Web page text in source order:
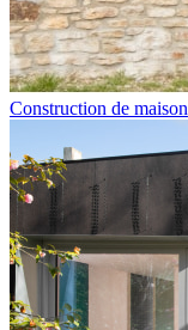
Construction de maison